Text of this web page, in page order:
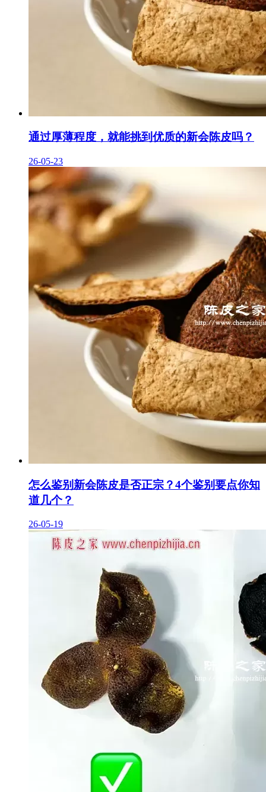
通过厚薄程度，就能挑到优质的新会陈皮吗？
26-05-23
怎么鉴别新会陈皮是否正宗？4个鉴别要点你知
道几个？
26-05-19